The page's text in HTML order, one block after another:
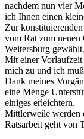
nachdem nun vier
ich Ihnen einen
Zur
vom Rat zum neuen
Weitersburg gewählt.
Mit einer Vorlaufzeit
mich zu und ich
Dank meines
eine Menge
einiges erleichtern.
Mittlerweile werden
Ratsarbeit geht von